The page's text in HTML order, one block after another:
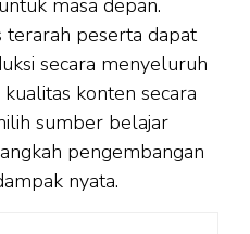
terarah peserta dapat
secara menyeluruh
konten secara
sumber belajar
pengembangan
nyata.